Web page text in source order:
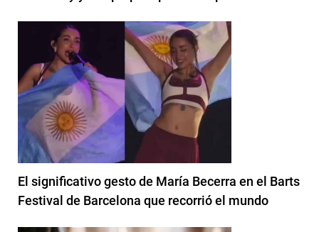
El significativo gesto de María Becerra en el Barts
Festival de Barcelona que recorrió el mundo